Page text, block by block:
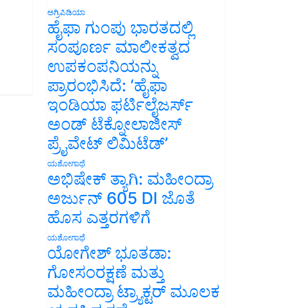
ಅಗ್ರಿಪಿಡಿಯಾ
ಹೈಫಾ ಗುಂಪು ಭಾರತದಲ್ಲಿ
ಸಂಪೂರ್ಣ ಮಾಲೀಕತ್ವದ
ಉಪಕಂಪನಿಯನ್ನು
ಪ್ರಾರಂಭಿಸಿದೆ: ‘ಹೈಫಾ
ಇಂಡಿಯಾ ಫರ್ಟಿಲೈಜರ್ಸ್
ಅಂಡ್ ಟೆಕ್ನೋಲಾಜೀಸ್
ಪ್ರೈವೇಟ್ ಲಿಮಿಟೆಡ್’
ಯಶೋಗಾಥೆ
ಅಭಿಷೇಕ್ ತ್ಯಾಗಿ: ಮಹೀಂದ್ರಾ
ಅರ್ಜುನ್ 605 DI ಜೊತೆ
ಹೊಸ ಎತ್ತರಗಳಿಗೆ
ಯಶೋಗಾಥೆ
ಯೋಗೇಶ್ ಭೂತಡಾ:
ಗೋಸಂರಕ್ಷಣೆ ಮತ್ತು
ಮಹೀಂದ್ರಾ ಟ್ರ್ಯಾಕ್ಟರ್ ಮೂಲಕ